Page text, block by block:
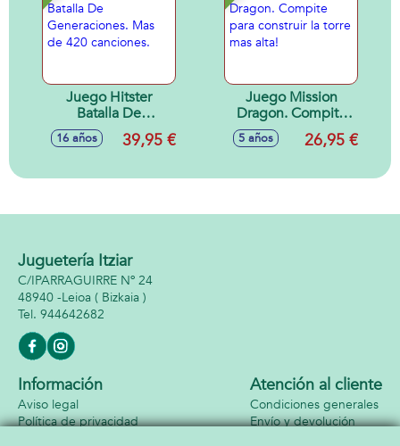
Juego Hitster
Batalla De
Generaciones. Mas
de 420 canciones.
16 años 39,95 €
Juego Mission
Dragon. Compite
para construir la
torre mas alta!
5 años 26,95 €
Juguetería Itziar
C/IPARRAGUIRRE Nº 24
48940 -Leioa ( Bizkaia )
944642682
Información
Aviso legal
Política de privacidad
Atención al cliente
Condiciones generales
Envío y devolución